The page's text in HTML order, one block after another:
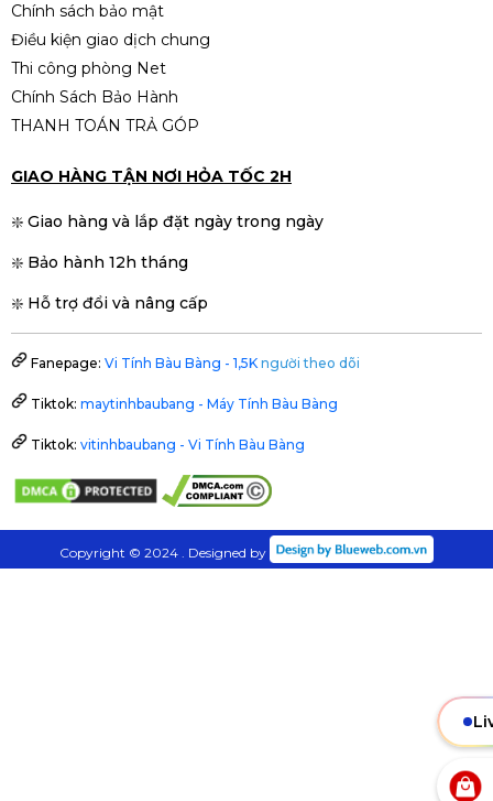
Chính sách bảo mật
Điều kiện giao dịch chung
Thi công phòng Net
Chính Sách Bảo Hành
THANH TOÁN TRẢ GÓP
GIAO HÀNG TẬN NƠI HỎA TỐC 2H
❇️ Giao hàng và lắp đặt ngày trong ngày
❇️ Bảo hành 12h tháng
❇️ Hỗ trợ đổi và nâng cấp
Fanepage: Vi Tính Bàu Bàng - 1,5K người theo dõi
Tiktok: maytinhbaubang - Máy Tính Bàu Bàng
Tiktok: vitinhbaubang - Vi Tính Bàu Bàng
Copyright © 2024 . Designed by